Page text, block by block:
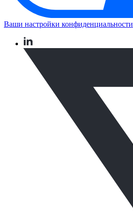
Ваши настройки конфиденциальности